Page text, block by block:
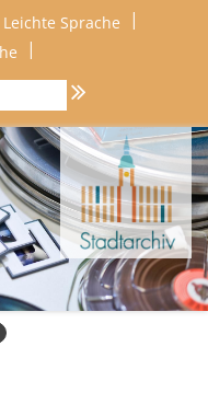
Leichte Sprache |
|